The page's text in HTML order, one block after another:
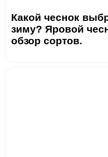
Какой чеснок
зиму? Яровой
обзор сортов.